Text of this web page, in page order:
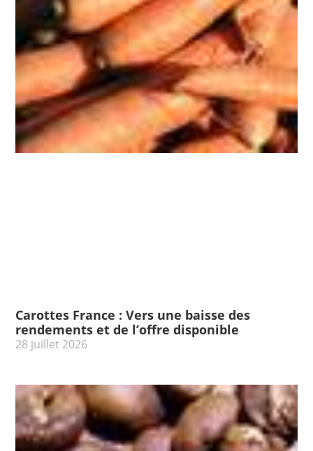
Carottes France : Vers une baisse des
rendements et de l’offre disponible
28 juillet 2026